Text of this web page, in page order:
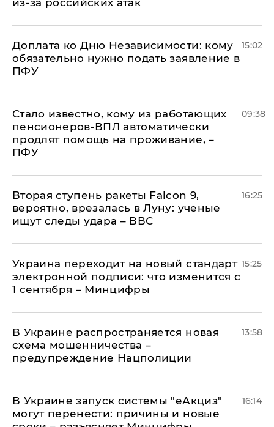
из-за российских атак
Доплата ко Дню Независимости: кому
обязательно нужно подать заявление в
ПФУ
15:02
Стало известно, кому из работающих
пенсионеров-ВПЛ автоматически
продлят помощь на проживание, –
ПФУ
09:38
Вторая ступень ракеты Falcon 9,
вероятно, врезалась в Луну: ученые
ищут следы удара – ВВС
16:25
Украина переходит на новый стандарт
электронной подписи: что изменится с
1 сентября – Минцифры
15:25
В Украине распространяется новая
схема мошенничества –
предупреждение Нацполиции
13:58
В Украине запуск системы "еАкциз"
могут перенести: причины и новые
16:14